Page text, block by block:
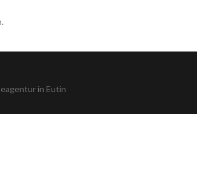
in Eutin